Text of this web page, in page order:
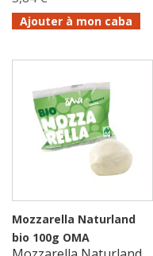
Ajouter à mon caba
Mozzarella Naturland
bio 100g OMA